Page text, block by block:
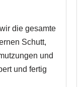
die gesamte
Schutt,
und
und fertig